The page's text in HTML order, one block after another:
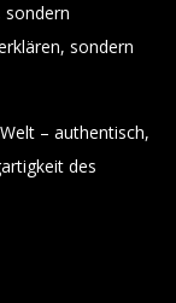
sondern
sondern
– authentisch,
des